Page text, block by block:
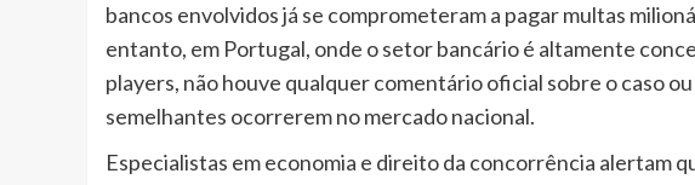
bancos envolvidos já se comprometeram a pagar multas
entanto, em Portugal, onde o setor bancário é altamente
players, não houve qualquer comentário oficial sobre o caso
semelhantes ocorrerem no mercado nacional.
Especialistas em economia e direito da concorrência alertam